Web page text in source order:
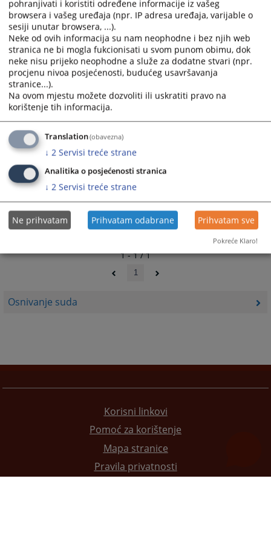
Osnivanje suda
and
select
a
date.
Press
the
question
mark
to
get
the
keyboard
shortcuts
changing
dates.
and
select
a
date.
Press
the
question
mark
get
the
keyboard
shortcuts
changing
dates.
put...
09.10.2009.
1 - 1 / 1
1
Korisni linkovi
Pomoć za korištenje
Mapa stranice
Pravila privatnosti
pohranjivati i koristiti određene informacije iz vašeg
browsera i vašeg uređaja (npr. IP adresa uređaja, varijable o
sesiji unutar browsera, ...).
Neke od ovih informacija su nam neophodne i bez njih web
stranica ne bi mogla fukcionisati u svom punom obimu, dok
neke nisu prijeko neophodne a služe za dodatne stvari (npr.
procjenu nivoa posjećenosti, budućeg usavršavanja
stranice...).
Na ovom mjestu možete dozvoliti ili uskratiti pravo na
korištenje tih informacija.
Translation(obavezna)
↓ 2 Servisi treće strane
Analitika o posjećenosti stranica
↓ 2 Servisi treće strane
Ne prihvatam Prihvatam odabrane Prihvatam sve
Pokreće Klaro!